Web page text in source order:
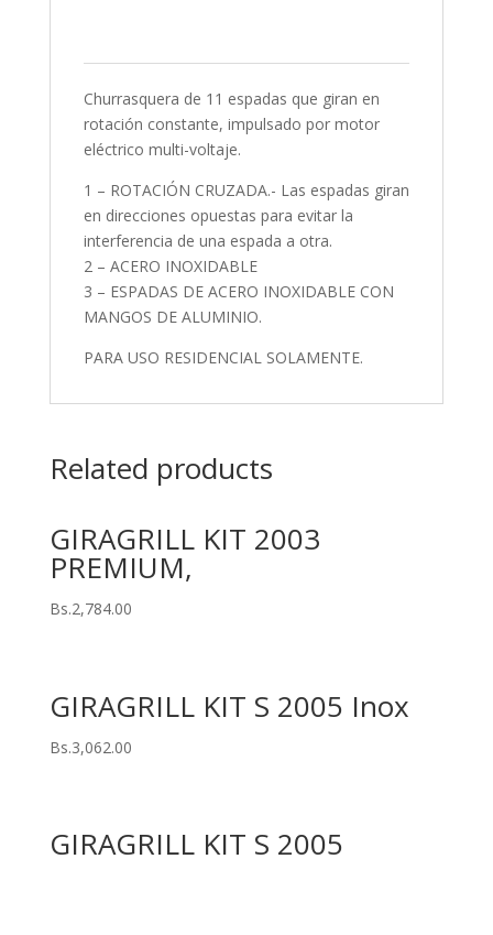
Churrasquera de 11 espadas que giran en
rotación constante, impulsado por motor
eléctrico multi-voltaje.
1 – ROTACIÓN CRUZADA.- Las espadas giran
en direcciones opuestas para evitar la
interferencia de una espada a otra.
2 – ACERO INOXIDABLE
3 – ESPADAS DE ACERO INOXIDABLE CON
MANGOS DE ALUMINIO.
PARA USO RESIDENCIAL SOLAMENTE.
Related products
GIRAGRILL KIT 2003
PREMIUM,
Bs.2,784.00
GIRAGRILL KIT S 2005 Inox
Bs.3,062.00
GIRAGRILL KIT S 2005